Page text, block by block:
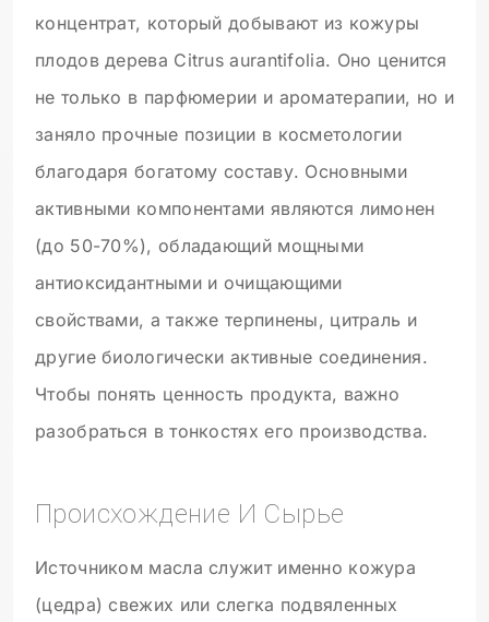
концентрат, который добывают из кожуры
плодов дерева Citrus aurantifolia. Оно ценится
не только в парфюмерии и ароматерапии, но и
заняло прочные позиции в косметологии
благодаря богатому составу. Основными
активными компонентами являются лимонен
(до 50-70%), обладающий мощными
антиоксидантными и очищающими
свойствами, а также терпинены, цитраль и
другие биологически активные соединения.
Чтобы понять ценность продукта, важно
разобраться в тонкостях его производства.
Происхождение И Сырье
Источником масла служит именно кожура
(цедра) свежих или слегка подвяленных